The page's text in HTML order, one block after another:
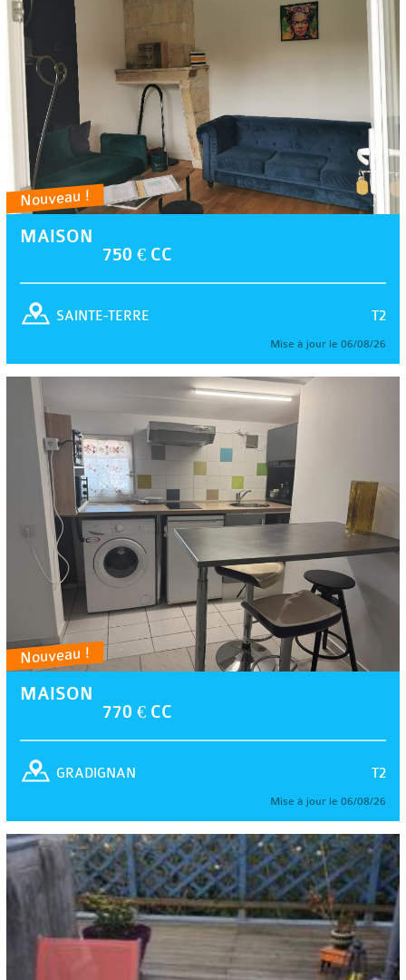
Nouveau !
MAISON
750 € CC
T2
SAINTE-TERRE
Mise à jour le 06/08/26
Nouveau !
MAISON
770 € CC
T2
GRADIGNAN
Mise à jour le 06/08/26